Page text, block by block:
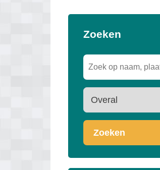
Zoeken
Zoeken